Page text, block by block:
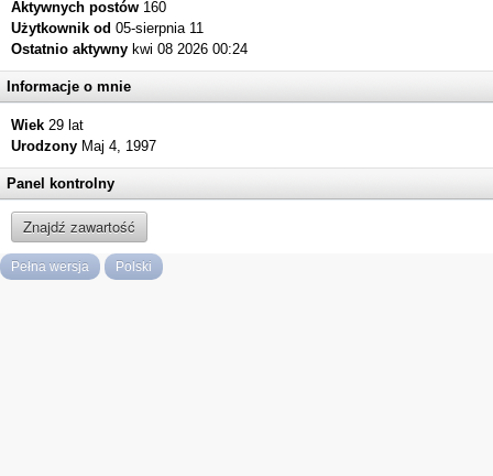
Aktywnych postów 160
Użytkownik od 05-sierpnia 11
Ostatnio aktywny kwi 08 2026 00:24
Informacje o mnie
Wiek 29 lat
Urodzony Maj 4, 1997
Panel kontrolny
Znajdź zawartość
Pełna wersja Polski